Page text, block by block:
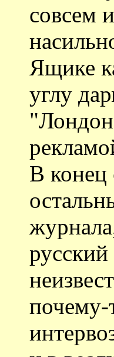
совсем
Ящике
углу
В конец
почему-